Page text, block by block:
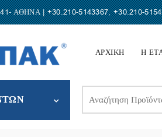
ΑΘΗΝΑ |+30.210-5143367,+30.210-
ΑΡΧΙΚΗ Η
for: